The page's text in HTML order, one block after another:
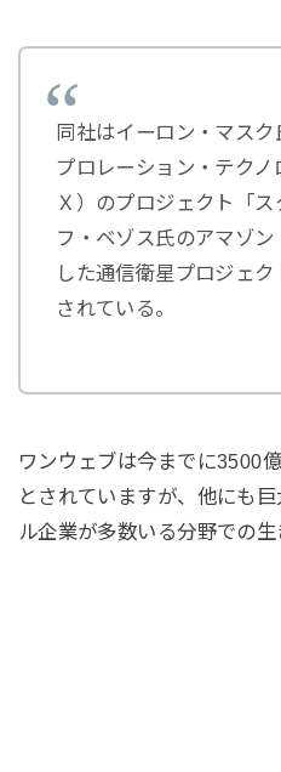
同社はイーロン・マスク
プロレーション・テクノ
Ｘ）のプロジェクト「
フ・ベゾス氏のアマゾ
した通信衛星プロジェ
されている。
ワンウェブは今までに3500
とされていますが、他にも
ル企業が多数いる分野での生